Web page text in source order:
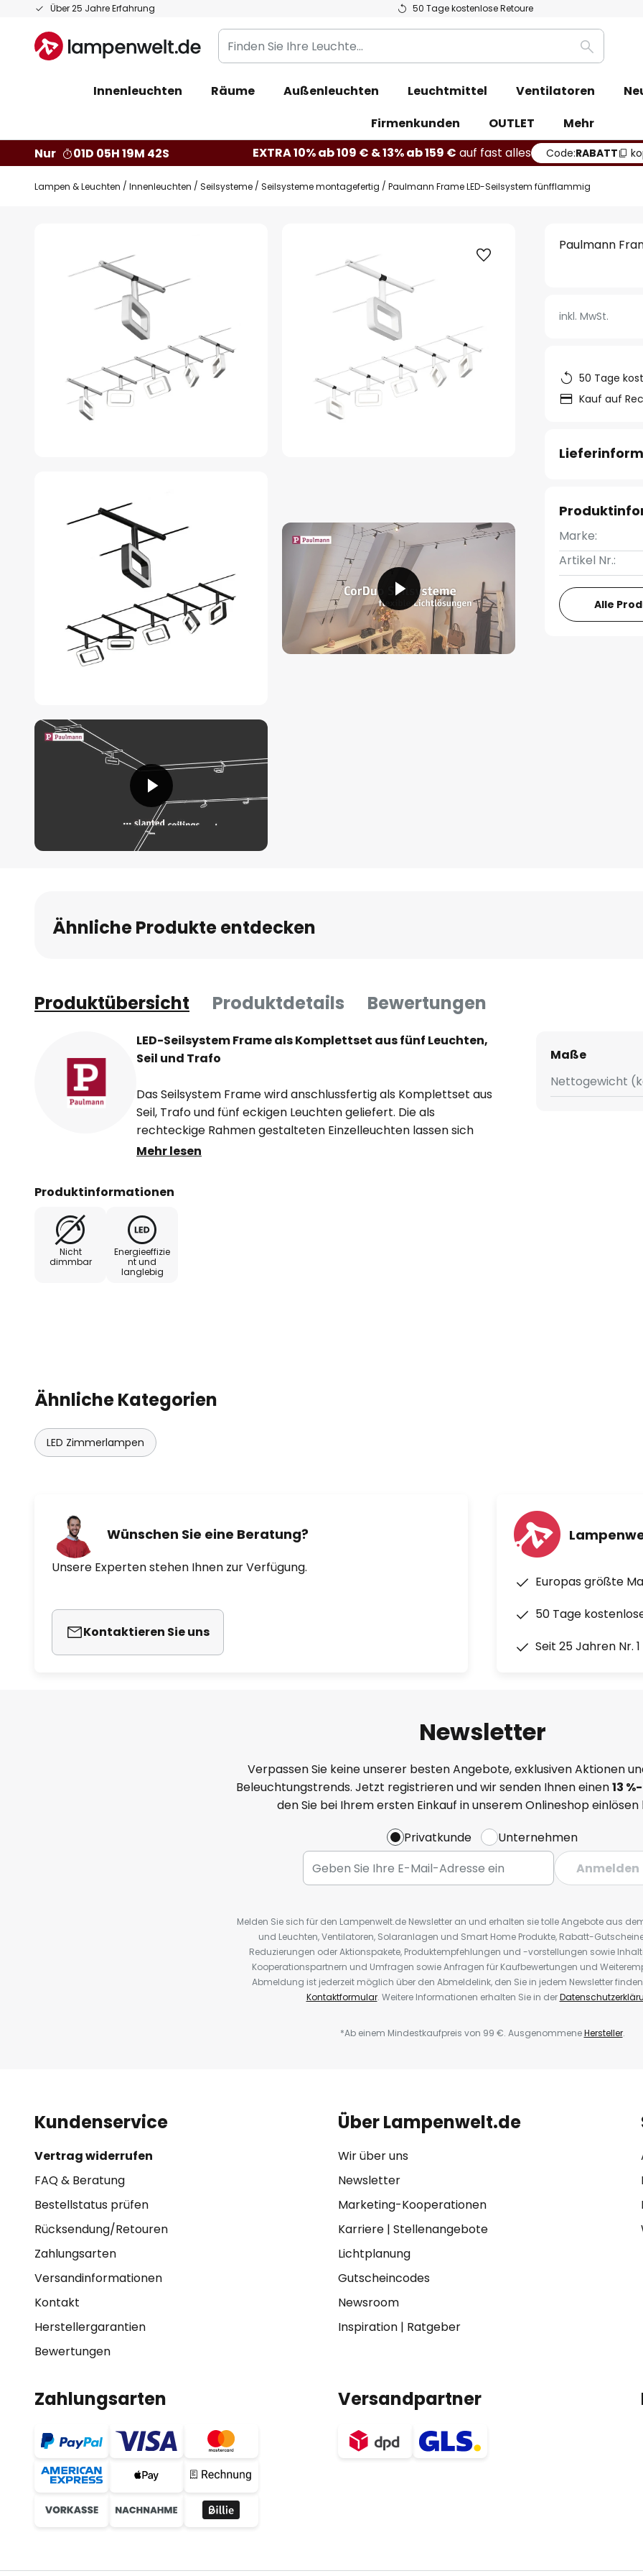
Über 25 Jahre Erfahrung 50 Tage kostenlose Retoure
Zum
springen
Finden
Sie
Leuchte...
Suche
Innenleuchten Räume Außenleuchten Leuchtmittel Ventilatoren
Firmenkunden
OUTLET
Mehr
Nur
01D 05H 19M 41S EXTRA 10% ab 109 € & 13% ab 159 € auf fast alles Code:RABATT
Lampen & Leuchten Innenleuchten Seilsysteme Seilsysteme montagefertig Paulmann Frame LED-Seilsystem fünfflammig
Bildgalerie
springen
Paulmann
inkl. MwSt.
50 Tage
Kauf auf
Marke:
Artikel Nr.:
Alle
Ähnliche Produkte entdecken
Produktübersicht Produktdetails Bewertungen
LED-Seilsystem Frame als Komplettset aus fünf Leuchten,
Seil und Trafo
Das Seilsystem Frame wird anschlussfertig als Komplettset aus
Seil, Trafo und fünf eckigen Leuchten geliefert. Die als
rechteckige Rahmen gestalteten Einzelleuchten lassen sich
nicht nur an beliebiger Stelle am Seil positionieren, sondern auch
verschiedene Richtungen strahlen können. Das macht ein
Räume. Das Seilsystem Frame kann an der Decke, aber auch an
einer Dachschräge oder an der Wand montiert werden. Es ist
mit energieeffizienten, warmweiß leuchtenden LEDs bestückt
und ist damit eine zeitgemäße und energiesparende Lichtquelle
Mehr lesen
Produktinformationen
Nicht
dimmbar
Energieeffizie
nt und
langlebig
Maße
Nettogewicht
Ähnliche Kategorien
LED Zimmerlampen
Wünschen Sie eine Beratung?
Unsere Experten stehen Ihnen zur Verfügung.
Kontaktieren Sie uns
Europas größte
50 Tage
Seit 25 Jahren Nr.
Newsletter
Verpassen Sie keine unserer besten Angebote, exklusiven Aktionen
Beleuchtungstrends. Jetzt registrieren und wir senden Ihnen einen13 %-
den Sie bei Ihrem ersten Einkauf in unserem Onlineshop einlösen
Privatkunde
Unternehmen
Anmelden
Melden Sie sich für den Lampenwelt.de Newsletter an und erhalten sie tolle Angebote aus
und Leuchten, Ventilatoren, Solaranlagen und Smart Home Produkte, Rabatt-
Reduzierungen oder Aktionspakete, Produktempfehlungen und -vorstellungen sowie
Kooperationspartnern und Umfragen sowie Anfragen für Kaufbewertungen und
Abmeldung ist jederzeit möglich über den Abmeldelink, den Sie in jedem Newsletter
Kontaktformular. Weitere Informationen erhalten Sie in der
*Ab einem Mindestkaufpreis von 99 €. AusgenommeneHersteller.
Kundenservice
Vertrag widerrufen
FAQ & Beratung
Bestellstatus prüfen
Rücksendung/Retouren
Zahlungsarten
Versandinformationen
Kontakt
Herstellergarantien
Bewertungen
Über Lampenwelt.de
Wir über uns
Newsletter
Marketing-Kooperationen
Karriere| Stellenangebote
Lichtplanung
Gutscheincodes
Newsroom
Inspiration| Ratgeber
Zahlungsarten Versandpartner